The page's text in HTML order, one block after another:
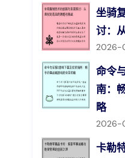
坐骑
讨：
2026-
命令
南：
略
2026-
卡勒